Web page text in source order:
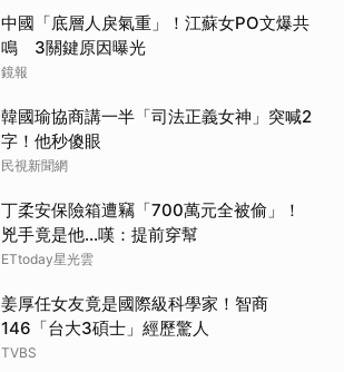
中國「底層人戾氣重」！江蘇女PO文爆共
鳴 3關鍵原因曝光
鏡報
韓國瑜協商講一半「司法正義女神」突喊2
字！他秒傻眼
民視新聞網
丁柔安保險箱遭竊「700萬元全被偷」！
兇手竟是他...嘆：提前穿幫
ETtoday星光雲
姜厚任女友竟是國際級科學家！智商
146「台大3碩士」經歷驚人
TVBS